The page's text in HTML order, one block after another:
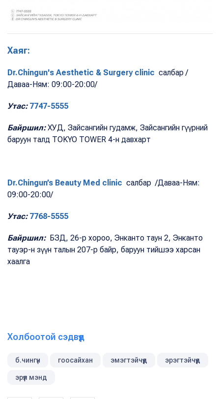
Хаяг:
Dr.Chingun's Aesthetic & Surgery clinic салбар /
Даваа-Ням: 09:00-20:00/
Утас: 7747-5555
Байршил:ХУД, Зайсангийн гудамж, Зайсангийн гүүрний
баруун талд TOKYO TOWER 4-н давхарт
Dr.Chingun’s Beauty Med clinic салбар /Даваа-Ням:
09:00-20:00/
Утас: 7768-5555
Байршил: БЗД, 26-р хороо, Энканто таун 2, Энканто
тауэр-н зүүн талын 207-р байр, баруун тийшээ харсан
хаалга
Холбоотой сэдвүүд
б.чингүн гоосайхан эмэгтэйчүүд эрэгтэйчүүд
эрүүл мэнд